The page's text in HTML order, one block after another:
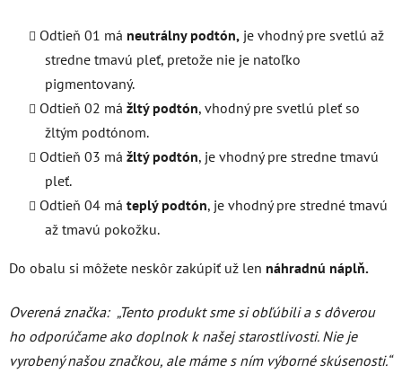
Odtieň 01 má neutrálny podtón, je vhodný pre svetlú až
stredne tmavú pleť, pretože nie je natoľko
pigmentovaný.
Odtieň 02 má žltý podtón, vhodný pre svetlú pleť so
žltým podtónom.
Odtieň 03 má žltý podtón, je vhodný pre stredne tmavú
pleť.
Odtieň 04 má teplý podtón, je vhodný pre stredné tmavú
až tmavú pokožku.
Do obalu si môžete neskôr zakúpiť už len náhradnú náplň.
Overená značka: „Tento produkt sme si obľúbili a s dôverou
ho odporúčame ako doplnok k našej starostlivosti. Nie je
vyrobený našou značkou, ale máme s ním výborné skúsenosti.“